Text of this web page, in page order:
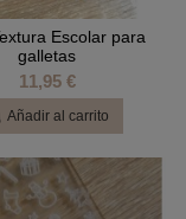
Escolar para
galletas
11,95 €
Añadir al carrito